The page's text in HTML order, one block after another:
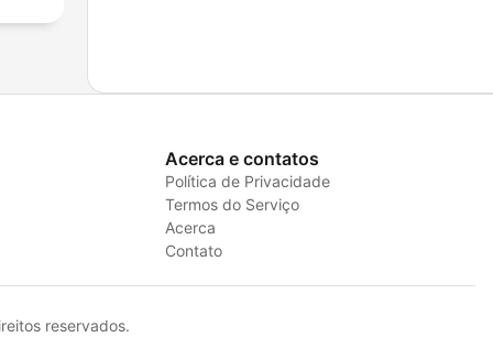
Acerca e contatos
Política de Privacidade
Termos do Serviço
Acerca
Contato
reservados.